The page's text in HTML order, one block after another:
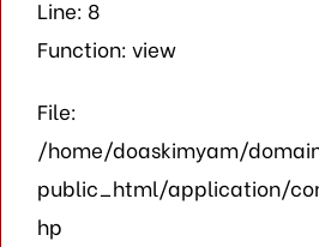
Line: 8
Function: view
File:
/home/doaskimyam/
public_html/application/
hp